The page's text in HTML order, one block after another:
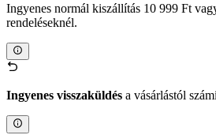
Ingyenes normál kiszállítás 10 999 Ft
rendeléseknél.
Ingyenes visszaküldés a vásárlástól